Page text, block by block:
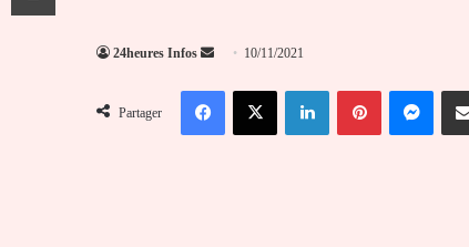
24heures Infos
Envoyer
courriel
10/11/2021
Partager
FacebookX LinkedinPinterest